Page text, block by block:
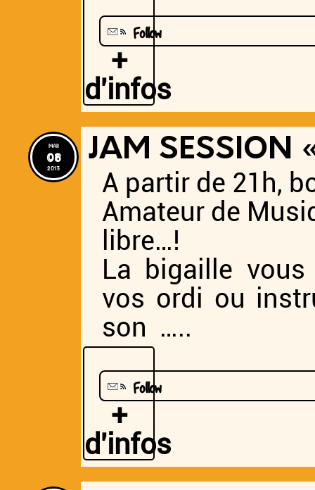
Follow
+
d'infos
mar
08
2013
JAM SESSION
A partir de 21h,
Amateur de
libre…!
La bigaille vous
vos ordi ou
son …..
Follow
+
d'infos